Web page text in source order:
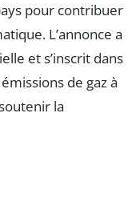
pour contribuer
L’annonce a
et s’inscrit dans
de gaz à
la